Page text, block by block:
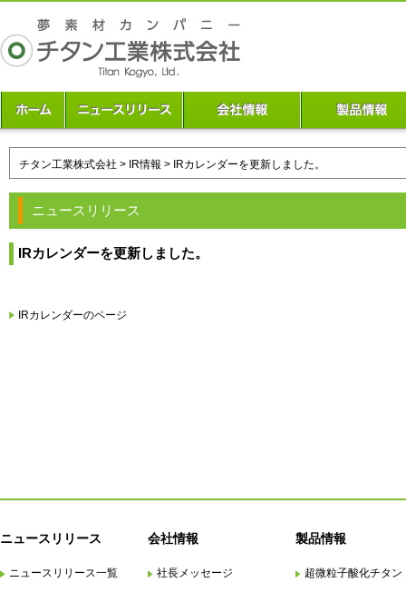
チタン工業株式会社 > IR情報 > IRカレンダーを更新しました。
ニュースリリース
IRカレンダーを更新しました。
IRカレンダーのページ
ニュースリリース
ニュースリリース一覧
会社情報
社長メッセージ
製品情報
超微粒子酸化チタン